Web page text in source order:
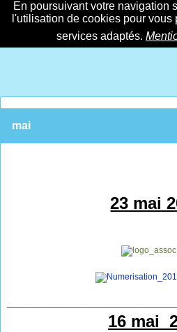
En poursuivant votre navigation
l'utilisation de cookies pour
services adaptés.
mai
23 mai
16 mai